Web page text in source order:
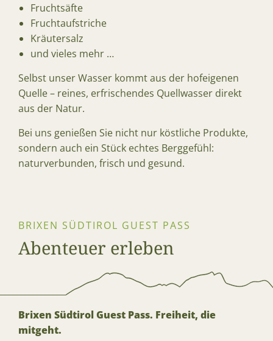
Fruchtsäfte
Fruchtaufstriche
Kräutersalz
und vieles mehr …
Selbst unser Wasser kommt aus der hofeigenen
Quelle – reines, erfrischendes Quellwasser direkt
aus der Natur.
Bei uns genießen Sie nicht nur köstliche Produkte,
sondern auch ein Stück echtes Berggefühl:
naturverbunden, frisch und gesund.
BRIXEN SÜDTIROL GUEST PASS
Abenteuer erleben
Brixen Südtirol Guest Pass. Freiheit, die
mitgeht.